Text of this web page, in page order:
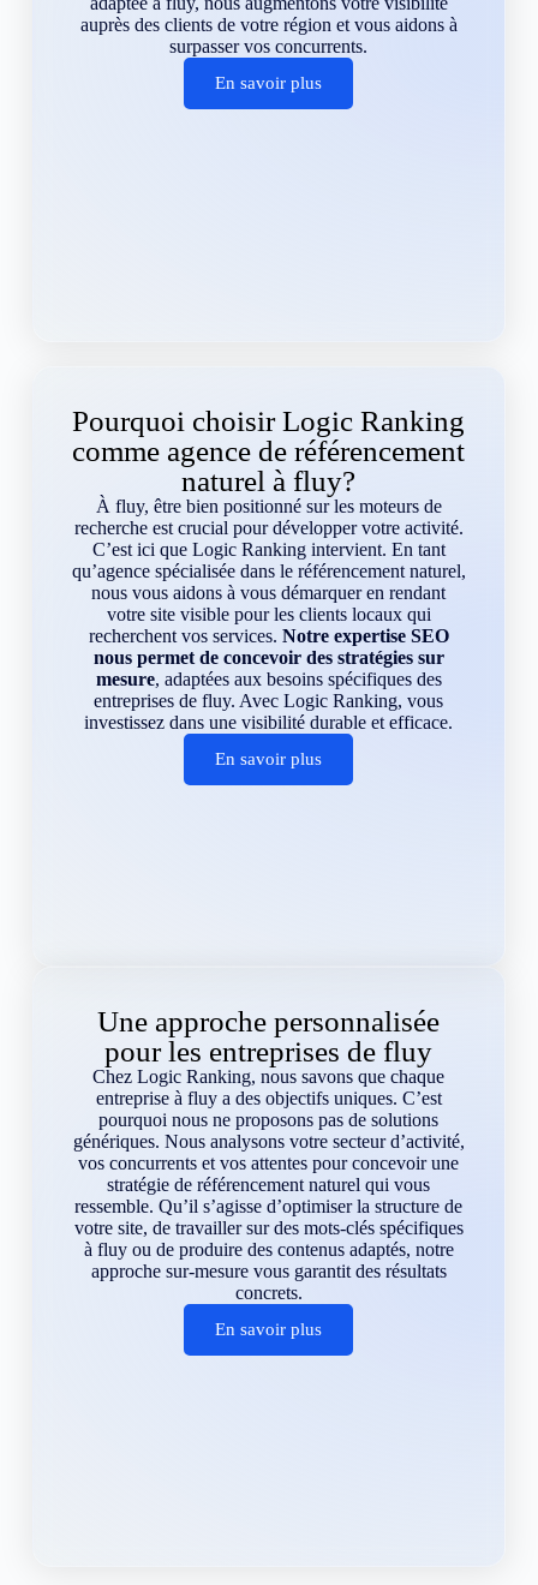
auprès des clients de votre région et vous aidons à
surpasser vos concurrents.
En savoir plus
Pourquoi choisir Logic Ranking
comme agence de référencement
naturel à fluy?
À fluy, être bien positionné sur les moteurs de
recherche est crucial pour développer votre activité.
C’est ici que Logic Ranking intervient. En tant
qu’agence spécialisée dans le référencement naturel,
nous vous aidons à vous démarquer en rendant
votre site visible pour les clients locaux qui
recherchent vos services. Notre expertise SEO
nous permet de concevoir des stratégies sur
mesure, adaptées aux besoins spécifiques des
entreprises de fluy. Avec Logic Ranking, vous
investissez dans une visibilité durable et efficace.
En savoir plus
Une approche personnalisée
pour les entreprises de fluy
Chez Logic Ranking, nous savons que chaque
entreprise à fluy a des objectifs uniques. C’est
pourquoi nous ne proposons pas de solutions
génériques. Nous analysons votre secteur d’activité,
vos concurrents et vos attentes pour concevoir une
stratégie de référencement naturel qui vous
ressemble. Qu’il s’agisse d’optimiser la structure de
votre site, de travailler sur des mots-clés spécifiques
à fluy ou de produire des contenus adaptés, notre
approche sur-mesure vous garantit des résultats
concrets.
En savoir plus